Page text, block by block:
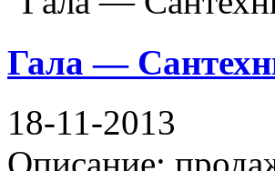
Гала —
18-11-2013